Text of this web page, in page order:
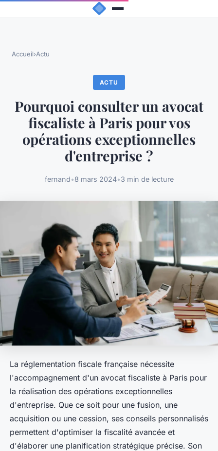
Accueil›Actu
ACTU
Pourquoi consulter un avocat
fiscaliste à Paris pour vos
opérations exceptionnelles
d'entreprise ?
fernand•8 mars 2024•3 min de lecture
La réglementation fiscale française nécessite
l'accompagnement d'un avocat fiscaliste à Paris pour
la réalisation des opérations exceptionnelles
d'entreprise. Que ce soit pour une fusion, une
acquisition ou une cession, ses conseils personnalisés
permettent d'optimiser la fiscalité avancée et
d'élaborer une planification stratégique précise. Son